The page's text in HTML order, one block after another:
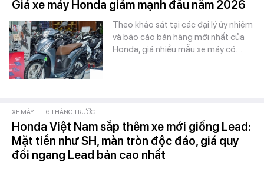
Giá xe máy Honda giảm mạnh đầu năm 2026
Theo khảo sát tại các đại lý ủy nhiệm
và báo cáo bán hàng mới nhất của
Honda, giá nhiều mẫu xe máy có…
XE MÁY - 6 THÁNG TRƯỚC
Honda Việt Nam sắp thêm xe mới giống Lead:
Mặt tiền như SH, màn tròn độc đáo, giá quy
đổi ngang Lead bản cao nhất